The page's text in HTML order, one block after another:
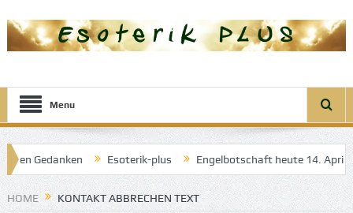
Menu
Gedanken Esoterik-plus Engelbotschaft heute 14. April
guten Träume
HOME KONTAKT ABBRECHEN TEXT